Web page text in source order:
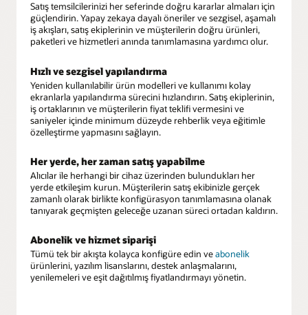
Satış temsilcilerinizi her seferinde doğru kararlar almaları için
güçlendirin. Yapay zekaya dayalı öneriler ve sezgisel, aşamalı
iş akışları, satış ekiplerinin ve müşterilerin doğru ürünleri,
paketleri ve hizmetleri anında tanımlamasına yardımcı olur.
Hızlı ve sezgisel yapılandırma
Yeniden kullanılabilir ürün modelleri ve kullanımı kolay
ekranlarla yapılandırma sürecini hızlandırın. Satış ekiplerinin,
iş ortaklarının ve müşterilerin fiyat teklifi vermesini ve
saniyeler içinde minimum düzeyde rehberlik veya eğitimle
özelleştirme yapmasını sağlayın.
Her yerde, her zaman satış yapabilme
Alıcılar ile herhangi bir cihaz üzerinden bulundukları her
yerde etkileşim kurun. Müşterilerin satış ekibinizle gerçek
zamanlı olarak birlikte konfigürasyon tanımlamasına olanak
tanıyarak geçmişten geleceğe uzanan süreci ortadan kaldırın.
Abonelik ve hizmet siparişi
Tümü tek bir akışta kolayca konfigüre edin veabonelik
ürünlerini, yazılım lisanslarını, destek anlaşmalarını,
yenilemeleri ve eşit dağıtılmış fiyatlandırmayı yönetin.